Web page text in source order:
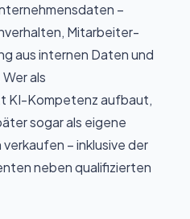
–
Mitarbeiter-
aus internen Daten und
als
KI-Kompetenz aufbaut,
sogar als eigene
– inklusive der
neben qualifizierten